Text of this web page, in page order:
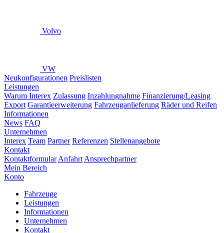
Volvo
VW
Neukonfigurationen Preislisten
Leistungen
Warum Interex Zulassung Inzahlungnahme Finanzierung/Leasing
Export Garantieerweiterung Fahrzeuganlieferung Räder und Reifen
Informationen
News FAQ
Unternehmen
Interex Team Partner Referenzen Stellenangebote
Kontakt
Kontaktformular Anfahrt Ansprechpartner
Mein Bereich
Konto
Fahrzeuge
Leistungen
Informationen
Unternehmen
Kontakt